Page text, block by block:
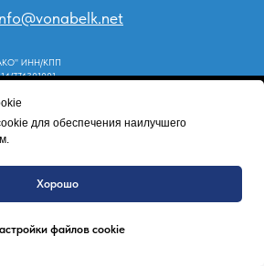
для обеспечения наилучшего
Хорошо
файлов cookie
ИНН/КПП
774301001
on